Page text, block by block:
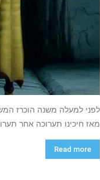
מאז חיכינו תערוכה אחר
Read more